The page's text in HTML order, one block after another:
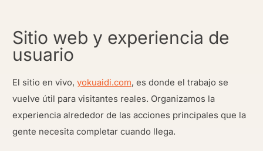
Sitio web y experiencia de
usuario
El sitio en vivo, yokuaidi.com, es donde el trabajo se
vuelve útil para visitantes reales. Organizamos la
experiencia alrededor de las acciones principales que la
gente necesita completar cuando llega.